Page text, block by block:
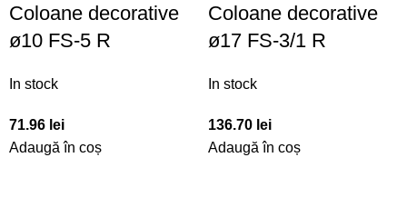
Coloane decorative
ø10 FS-5 R
In stock
71.96 lei
Adaugă în coș
Coloane decorative
ø17 FS-3/1 R
In stock
136.70 lei
Adaugă în coș